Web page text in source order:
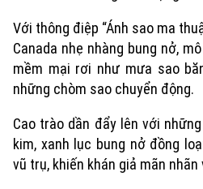
Với thông điệp “Ánh sao ma
Canada nhẹ nhàng bung nở,
mềm mại rơi như mưa sao
những chòm sao chuyển động.
Cao trào dần đẩy lên với
kim, xanh lục bung nở đồng
vũ trụ, khiến khán giả mãn nhãn